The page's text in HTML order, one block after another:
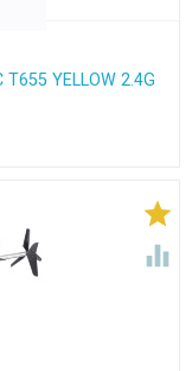
YELLOW 2.4G

